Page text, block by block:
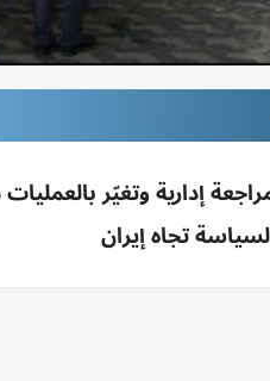
إدارية وتغيّر
تجاه إيران